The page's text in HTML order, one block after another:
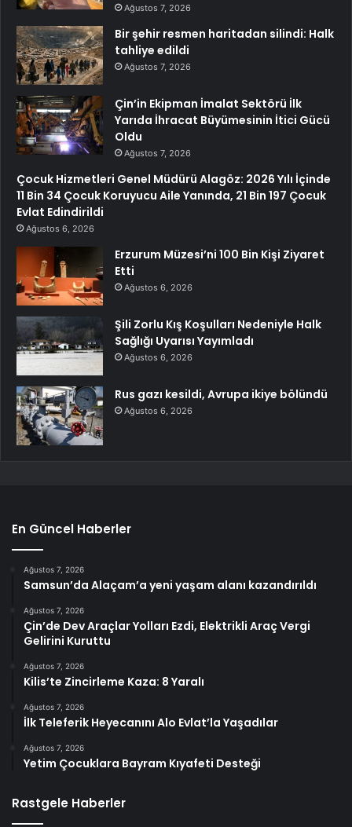
Ağustos 7, 2026
Bir şehir resmen haritadan silindi: Halk
tahliye edildi
Ağustos 7, 2026
Çin’in Ekipman İmalat Sektörü İlk
Yarıda İhracat Büyümesinin İtici Gücü
Oldu
Ağustos 7, 2026
Çocuk Hizmetleri Genel Müdürü Alagöz: 2026 Yılı İçinde
11 Bin 34 Çocuk Koruyucu Aile Yanında, 21 Bin 197 Çocuk
Evlat Edindirildi
Ağustos 6, 2026
Erzurum Müzesi’ni 100 Bin Kişi Ziyaret
Etti
Ağustos 6, 2026
Şili Zorlu Kış Koşulları Nedeniyle Halk
Sağlığı Uyarısı Yayımladı
Ağustos 6, 2026
Rus gazı kesildi, Avrupa ikiye bölündü
Ağustos 6, 2026
En Güncel Haberler
Ağustos 7, 2026
Samsun’da Alaçam’a yeni yaşam alanı kazandırıldı
Ağustos 7, 2026
Çin’de Dev Araçlar Yolları Ezdi, Elektrikli Araç Vergi
Gelirini Kuruttu
Ağustos 7, 2026
Kilis’te Zincirleme Kaza: 8 Yaralı
Ağustos 7, 2026
İlk Teleferik Heyecanını Alo Evlat’la Yaşadılar
Ağustos 7, 2026
Yetim Çocuklara Bayram Kıyafeti Desteği
Rastgele Haberler